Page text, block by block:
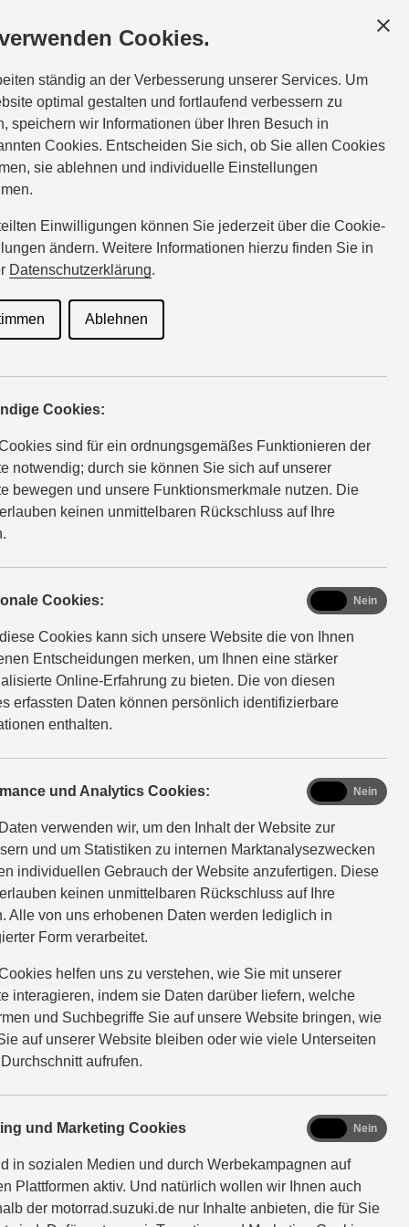
Cookies.
ständig an der Verbesserung unserer Services. Um
optimal gestalten und fortlaufend verbessern zu
speichern wir Informationen über Ihren Besuch in
Cookies. Entscheiden Sie sich, ob Sie allen Cookies
sie ablehnen und individuelle Einstellungen
Einwilligungen können Sie jederzeit über die Cookie-
ändern. Weitere Informationen hierzu finden Sie in
Datenschutzerklärung.
Ablehnen
Cookies:
sind für ein ordnungsgemäßes Funktionieren der
notwendig; durch sie können Sie sich auf unserer
bewegen und unsere Funktionsmerkmale nutzen. Die
keinen unmittelbaren Rückschluss auf Ihre
Cookies:
Cookies kann sich unsere Website die von Ihnen
Entscheidungen merken, um Ihnen eine stärker
Online-Erfahrung zu bieten. Die von diesen
erfassten Daten können persönlich identifizierbare
enthalten.
functional
Nein
und Analytics Cookies:
verwenden wir, um den Inhalt der Website zur
und um Statistiken zu internen Marktanalysezwecken
individuellen Gebrauch der Website anzufertigen. Diese
keinen unmittelbaren Rückschluss auf Ihre
Alle von uns erhobenen Daten werden lediglich in
Form verarbeitet.
helfen uns zu verstehen, wie Sie mit unserer
interagieren, indem sie Daten darüber liefern, welche
und Suchbegriffe Sie auf unsere Website bringen, wie
auf unserer Website bleiben oder wie viele Unterseiten
aufrufen.
analyticsNein
und Marketing Cookies
in sozialen Medien und durch Werbekampagnen auf
Plattformen aktiv. Und natürlich wollen wir Ihnen auch
der motorrad.suzuki.de nur Inhalte anbieten, die für Sie
marketing
Nein
einfach! Bundesweit
Probefahrten oder zur
Fahrzeug zur
Street
GSX-8T
auf 35 kW umrüstbar
A2
e-Address
NEU A1/B196